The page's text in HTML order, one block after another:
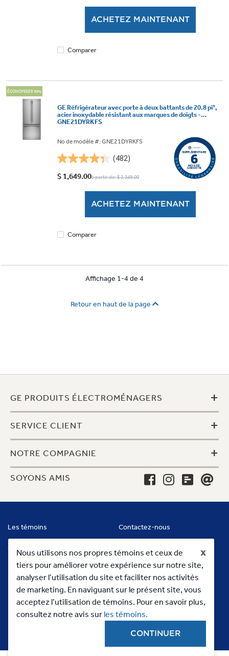
x
Nous utilisons nos propres témoins et ceux de
tiers pour améliorer votre expérience sur notre site,
analyser l’utilisation du site et faciliter nos activités
de marketing. En naviguant sur le présent site, vous
acceptez l’utilisation de témoins. Pour en savoir plus,
consultez notre avis sur les témoins.
CONTINUER
ACHETEZ MAINTENANT
Comparer
ÉCONOMISER 30%
GE Réfrigérateur avec porte à deux battants de 20.8 pi³,
acier inoxydable résistant aux marques de doigts -
GNE21DYRKFS
No de modèle #: GNE21DYRKFS
(482)
4.3
étoile(s)
$ 1,649.00à partir de: $ 2,349.00
ACHETEZ MAINTENANT
Comparer
Affichage 1-4 de 4
Retour en haut de la page
GE PRODUITS ÉLECTROMÉNAGERS +
SERVICE CLIENT +
NOTRE COMPAGNIE +
SOYONS AMIS
Les témoins Contactez-nous
Conditions